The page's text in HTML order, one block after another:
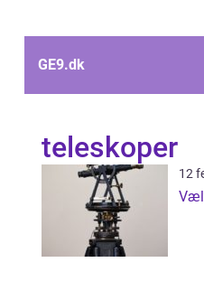
GE9.dk
teleskoper
12